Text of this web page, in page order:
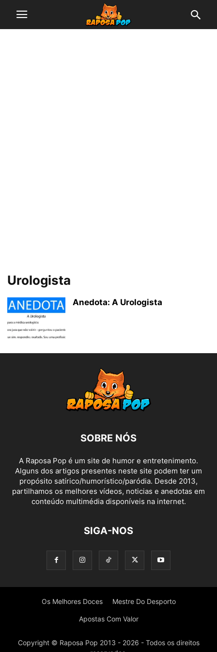
Urologista
Anedota: A Urologista
SOBRE NÓS
A Raposa Pop é um site de humor e entretenimento.
Alguns dos artigos presentes neste site podem ter um
propósito satírico/humorístico/paródia. Desde 2013,
partilhamos os melhores vídeos, noticias e anedotas em
conteúdo multimédia disponíveis na internet.
SIGA-NOS
Os Melhores Doces Mestre Do Desporto
Apostas Com Valor
Copyright © Raposa Pop 2013 - 2026 - Todos os direitos